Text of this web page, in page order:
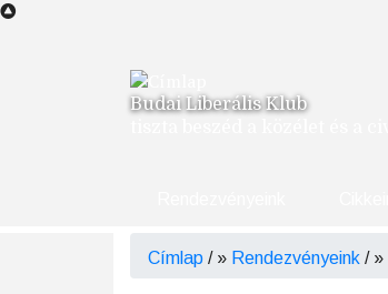
Ugrás
Budai Liberális Klub
Morzsa
Címlap / Rendezvényeink /